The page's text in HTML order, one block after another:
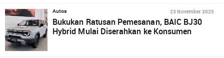
Autos 23 November 2025
Bukukan Ratusan Pemesanan, BAIC BJ30
Hybrid Mulai Diserahkan ke Konsumen